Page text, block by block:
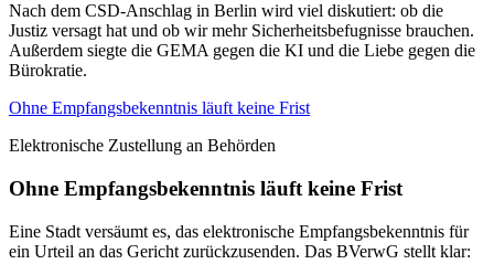
Nach dem CSD-Anschlag in Berlin wird viel diskutiert: ob die
Justiz versagt hat und ob wir mehr Sicherheitsbefugnisse brauchen.
Außerdem siegte die GEMA gegen die KI und die Liebe gegen die
Bürokratie.
Ohne Empfangsbekenntnis läuft keine Frist
Elektronische Zustellung an Behörden
Ohne Empfangsbekenntnis läuft keine Frist
Eine Stadt versäumt es, das elektronische Empfangsbekenntnis für
ein Urteil an das Gericht zurückzusenden. Das BVerwG stellt klar: